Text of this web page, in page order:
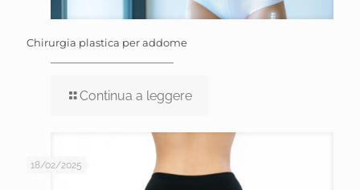
Chirurgia plastica per addome
Continua a leggere
18/02/2025